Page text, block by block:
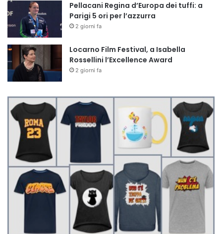
Pellacani Regina d’Europa dei tuffi: a
Parigi 5 ori per l’azzurra
2 giorni fa
Locarno Film Festival, a Isabella
Rossellini l’Excellence Award
2 giorni fa